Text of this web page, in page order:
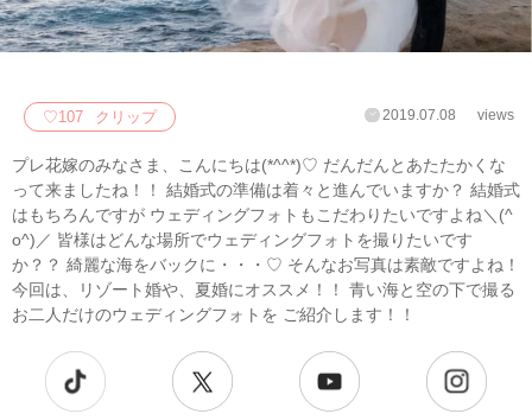
♡107 クリップ 2019.07.08 views
プレ花嫁のみなさま、こんにちは(*^^*)♡ だんだんとあたたかくな
って来ましたね！！ 結婚式の準備は着々と進んでいますか？ 結婚式
はもちろんですが ウェディングフォトもこだわりたいですよね＼(^
o^)／ 皆様はどんな場所でウェディングフォトを撮りたいです
か？？ 綺麗な海をバックに・・・♡ そんなお写真は素敵ですよね！
今回は、リゾート婚や、夏婚にオススメ！！ 青い海と空の下で撮る
お二人だけのウェディングフォトを ご紹介します！！